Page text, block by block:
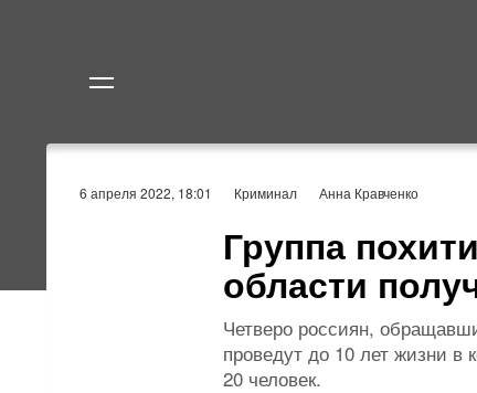
6 апреля 2022, 18:01 Криминал Анна Кравченко
Группа
области
Четверо россиян,
проведут до 10 лет жизни в
20 человек.